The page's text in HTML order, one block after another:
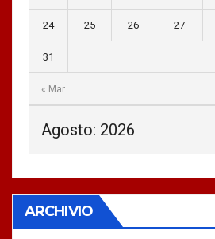
Agosto: 2026
« Mar
24 25 26 27
31
ARCHIVIO